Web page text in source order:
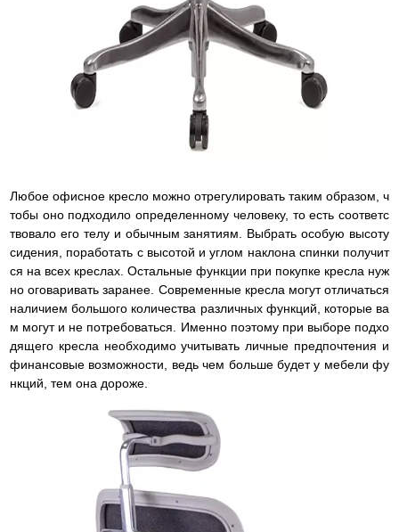
Любое офисное кресло можно отрегулировать таким образом, ч
тобы оно подходило определенному человеку, то есть соответс
твовало его телу и обычным занятиям. Выбрать особую высоту
сидения, поработать с высотой и углом наклона спинки получит
ся на всех креслах. Остальные функции при покупке кресла нуж
но оговаривать заранее. Современные кресла могут отличаться
наличием большого количества различных функций, которые ва
м могут и не потребоваться. Именно поэтому при выборе подхо
дящего кресла необходимо учитывать личные предпочтения и
финансовые возможности, ведь чем больше будет у мебели фу
нкций, тем она дороже.